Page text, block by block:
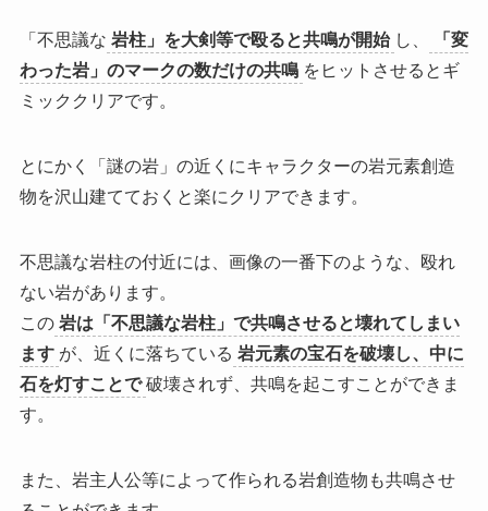
「不思議な 岩柱」を大剣等で殴ると共鳴が開始 し、
「変
わった岩」のマークの数だけの共鳴 をヒットさせるとギ
ミッククリアです。
とにかく
「謎の岩」の近くにキャラクターの岩元素創造
物を沢山建てておく と楽にクリアできます。
不思議な岩柱の付近には、画像の一番下のような、殴れ
ない岩があります。
この 岩は「不思議な岩柱」で共鳴させると壊れてしまい
ます が、近くに落ちている 岩元素の宝石を破壊し、中に
石を灯すことで 破壊されず、共鳴を起こすことができま
す。
また、岩主人公等によって作られる岩創造物も共鳴させ